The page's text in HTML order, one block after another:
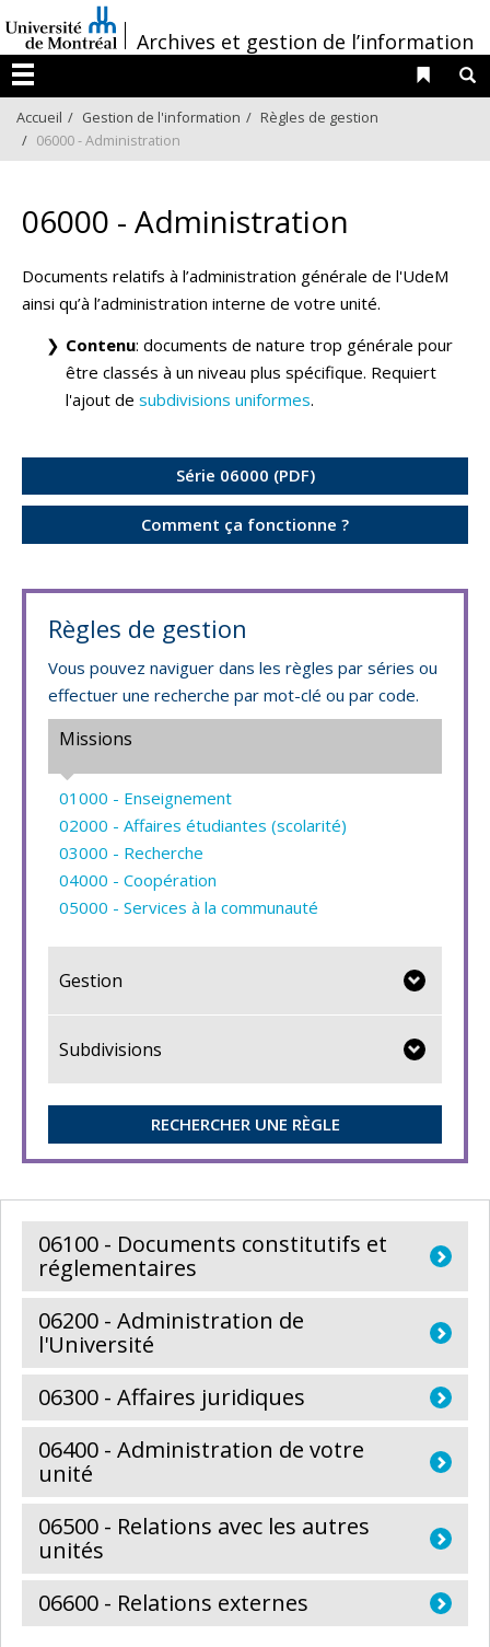
au
contenu
/
Archives et gestion de l’information
Menu
Liens
Accueil Gestion de l'information
Règles de gestion
06000 - Administration
06000 - Administration
Documents relatifs à l’administration générale de l'UdeM
ainsi qu’à l’administration interne de votre unité.
Contenu: documents de nature trop générale pour
être classés à un niveau plus spécifique. Requiert
l'ajout de subdivisions uniformes.
Série 06000 (PDF)
Comment ça fonctionne ?
Règles de gestion
Vous pouvez naviguer dans les règles par séries ou
effectuer une recherche par mot-clé ou par code.
Missions
01000 - Enseignement
02000 - Affaires étudiantes (scolarité)
03000 - Recherche
04000 - Coopération
05000 - Services à la communauté
Gestion
Subdivisions
RECHERCHER UNE RÈGLE
06100 - Documents constitutifs et
réglementaires
06200 - Administration de
l'Université
06300 - Affaires juridiques
06400 - Administration de votre
unité
06500 - Relations avec les autres
unités
06600 - Relations externes